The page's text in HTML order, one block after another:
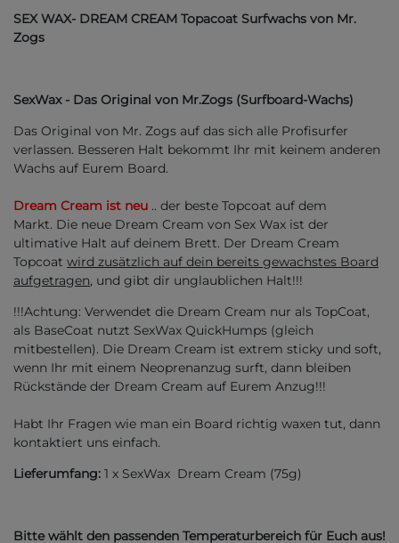
SEX WAX- DREAM CREAM Topacoat Surfwachs von Mr.
Zogs
SexWax - Das Original von Mr.Zogs (Surfboard-Wachs)
Das Original von Mr. Zogs auf das sich alle Profisurfer
verlassen. Besseren Halt bekommt Ihr mit keinem anderen
Wachs auf Eurem Board.
Dream Cream ist neu .. der beste Topcoat auf dem
Markt. Die neue Dream Cream von Sex Wax ist der
ultimative Halt auf deinem Brett. Der Dream Cream
Topcoat wird zusätzlich auf dein bereits gewachstes Board
aufgetragen, und gibt dir unglaublichen Halt!!!
!!!Achtung: Verwendet die Dream Cream nur als TopCoat,
als BaseCoat nutzt SexWax QuickHumps (gleich
mitbestellen). Die Dream Cream ist extrem sticky und soft,
wenn Ihr mit einem Neoprenanzug surft, dann bleiben
Rückstände der Dream Cream auf Eurem Anzug!!!
Habt Ihr Fragen wie man ein Board richtig waxen tut, dann
kontaktiert uns einfach.
Lieferumfang: 1 x SexWax Dream Cream (75g)
Bitte wählt den passenden Temperaturbereich für Euch aus!